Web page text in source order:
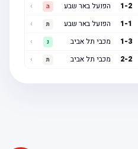
1 הפועל באר שבע
1 הפועל באר שבע
1 מכבי תל אביב
2 מכבי תל אביב